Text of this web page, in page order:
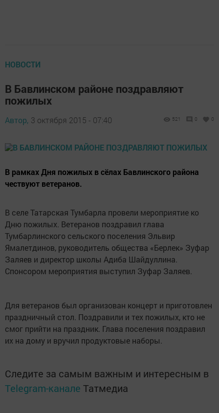
НОВОСТИ
В Бавлинском районе поздравляют
пожилых
Автор, 3 октября 2015 - 07:40 521 0 0
В рамках Дня пожилых в сёлах Бавлинского района
чествуют ветеранов.
В селе Татарская Тумбарла провели мероприятие ко
Дню пожилых. Ветеранов поздравил глава
Тумбарлинского сельского поселения Эльвир
Ямалетдинов, руководитель общества «Берлек» Зуфар
Заляев и директор школы Адиба Шайдуллина.
Спонсором мероприятия выступил Зуфар Заляев.
Для ветеранов был организован концерт и приготовлен
праздничный стол. Поздравили и тех пожилых, кто не
смог прийти на праздник. Глава поселения поздравил
их на дому и вручил продуктовые наборы.
Следите за самым важным и интересным в
Telegram-канале Татмедиа